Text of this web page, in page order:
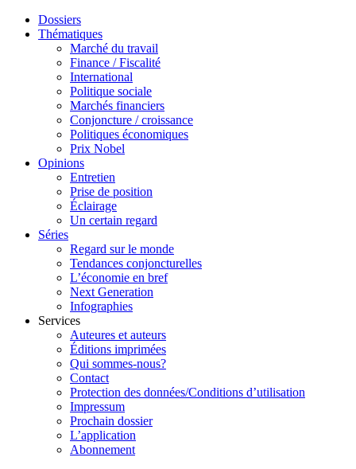
Dossiers
Thématiques
Marché du travail
Finance / Fiscalité
International
Politique sociale
Marchés financiers
Conjoncture / croissance
Politiques économiques
Prix Nobel
Opinions
Entretien
Prise de position
Éclairage
Un certain regard
Séries
Regard sur le monde
Tendances conjoncturelles
L’économie en bref
Next Generation
Infographies
Services
Auteures et auteurs
Éditions imprimées
Qui sommes-nous?
Contact
Protection des données/Conditions d’utilisation
Impressum
Prochain dossier
L’application
Abonnement